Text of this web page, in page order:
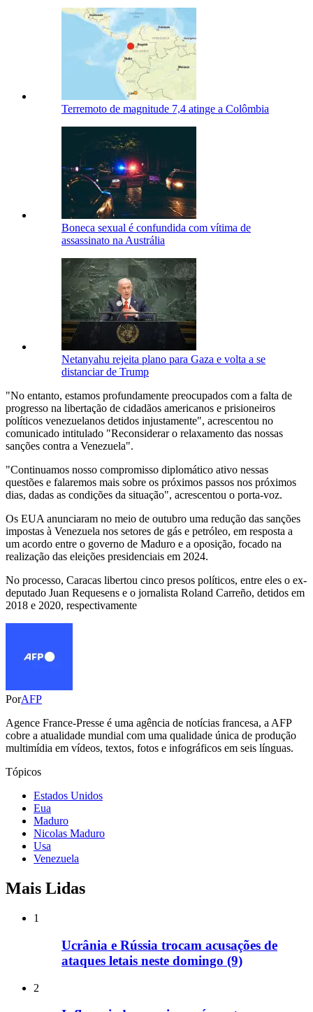
Terremoto de magnitude 7,4 atinge a Colômbia
Boneca sexual é confundida com vítima de
assassinato na Austrália
Netanyahu rejeita plano para Gaza e volta a se
distanciar de Trump
"No entanto, estamos profundamente preocupados com a falta de
progresso na libertação de cidadãos americanos e prisioneiros
políticos venezuelanos detidos injustamente", acrescentou no
comunicado intitulado "Reconsiderar o relaxamento das nossas
sanções contra a Venezuela".
"Continuamos nosso compromisso diplomático ativo nessas
questões e falaremos mais sobre os próximos passos nos próximos
dias, dadas as condições da situação", acrescentou o porta-voz.
Os EUA anunciaram no meio de outubro uma redução das sanções
impostas à Venezuela nos setores de gás e petróleo, em resposta a
um acordo entre o governo de Maduro e a oposição, focado na
realização das eleições presidenciais em 2024.
No processo, Caracas libertou cinco presos políticos, entre eles o ex-
deputado Juan Requesens e o jornalista Roland Carreño, detidos em
2018 e 2020, respectivamente
PorAFP
Agence France-Presse é uma agência de notícias francesa, a AFP
cobre a atualidade mundial com uma qualidade única de produção
multimídia em vídeos, textos, fotos e infográficos em seis línguas.
Tópicos
Estados Unidos
Eua
Maduro
Nicolas Maduro
Usa
Venezuela
Mais Lidas
1
Ucrânia e Rússia trocam acusações de
ataques letais neste domingo (9)
2